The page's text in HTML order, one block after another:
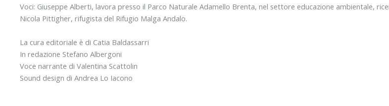
Voci: Giuseppe Alberti, lavora presso il Parco Naturale Adamello Brenta, nel settore educazione ambientale,
Nicola Pittigher, rifugista del Rifugio Malga Andalo.
La cura editoriale è di Catia Baldassarri
In redazione Stefano Albergoni
Voce narrante di Valentina Scattolin
Sound design di Andrea Lo Iacono